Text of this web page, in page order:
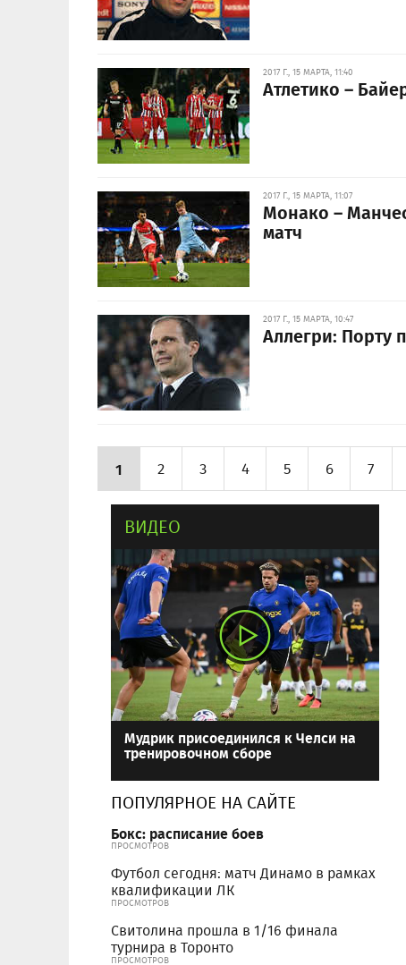
2017 Г., 15 МАРТА, 11:40
Атлетико –
2017 Г., 15 МАРТА, 11:07
Монако –
матч
2017 Г., 15 МАРТА, 10:47
Аллегри: Порту
1 2 3 4 5 6 7
ВИДЕО
Мудрик присоединился к Челси на
тренировочном сборе
ПОПУЛЯРНОЕ НА САЙТЕ
Бокс: расписание боев
ПРОСМОТРОВ
Футбол сегодня: матч Динамо в рамках
квалификации ЛК
ПРОСМОТРОВ
Свитолина прошла в 1/16 финала
турнира в Торонто
ПРОСМОТРОВ